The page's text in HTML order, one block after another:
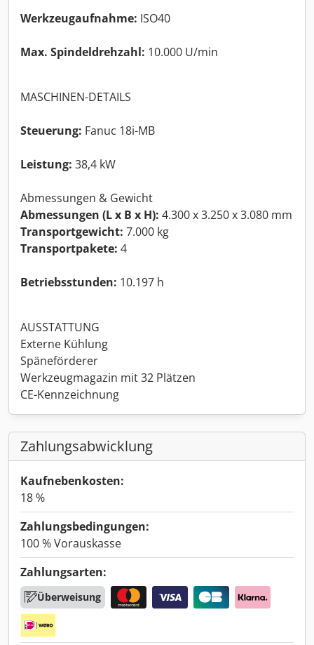
Werkzeugaufnahme: ISO40
Max. Spindeldrehzahl: 10.000 U/min
MASCHINEN-DETAILS
Steuerung: Fanuc 18i-MB
Leistung: 38,4 kW
Abmessungen & Gewicht
Abmessungen (L x B x H): 4.300 x 3.250 x 3.080 mm
Transportgewicht: 7.000 kg
Transportpakete: 4
Betriebsstunden: 10.197 h
AUSSTATTUNG
Externe Kühlung
Späneförderer
Werkzeugmagazin mit 32 Plätzen
CE-Kennzeichnung
Zahlungsabwicklung
Kaufnebenkosten:
18 %
Zahlungsbedingungen:
100 % Vorauskasse
Zahlungsarten:
Überweisung